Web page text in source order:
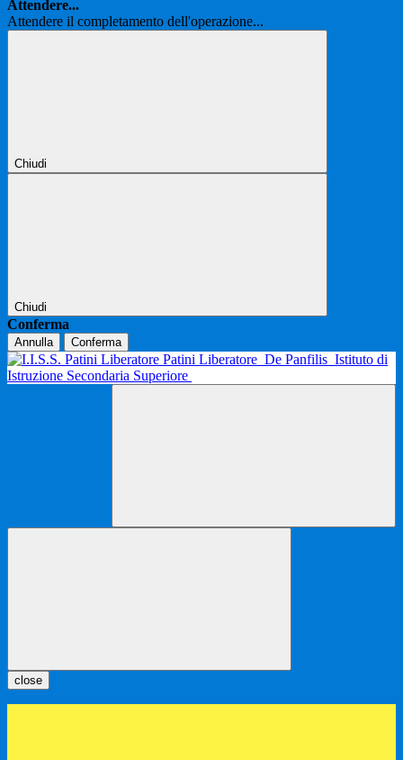
Attendere...
Attendere il completamento dell'operazione...
Chiudi
Chiudi
Conferma
Annulla Conferma
Patini Liberatore De Panfilis Istituto di
Istruzione Secondaria Superiore
close